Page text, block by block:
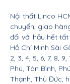
Nội thất Linco
chuyển, giao
đối với hầu hết
Hồ Chí Minh Sài
2, 3, 4, 5, 6, 7, 8,
Phú, Tân Bình,
Thạnh, Thủ Đức,